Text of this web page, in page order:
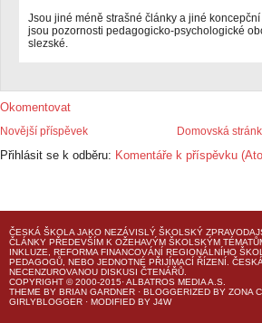
Jsou jiné méně strašné články a jiné
jsou pozornosti pedagogicko-psychologické
slezské.
Okomentovat
Novější příspěvek Domovská
Přihlásit se k odběru: Komentáře k příspěvku
ČESKÁ ŠKOLA JAKO NEZÁVISLÝ ŠKOLSKÝ
ČLÁNKY PŘEDEVŠÍM K OŽEHAVÝM ŠKOLSKÝM
INKLUZE, REFORMA FINANCOVÁNÍ REGIONÁLNÍHO
PEDAGOGŮ, NEBO JEDNOTNÉ PŘIJÍMACÍ ŘÍZENÍ.
NECENZUROVANOU DISKUSI ČTENÁŘŮ.
COPYRIGHT © 2000-2015· ALBATROS MEDIA A.S.
THEME BY BRIAN GARDNER · BLOGGERIZED BY ZONA
GIRLYBLOGGER · MODIFIED BY J4W